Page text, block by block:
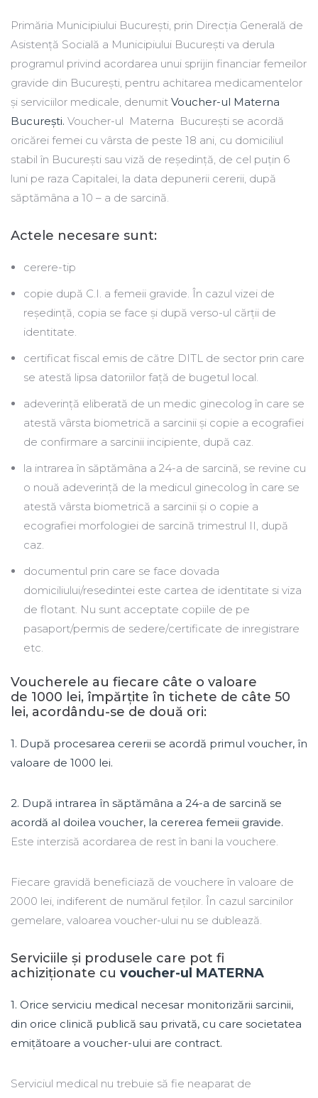
Primăria Municipiului București, prin Direcția Generală de
Asistență Socială a Municipiului București va derula
programul privind acordarea unui sprijin financiar femeilor
gravide din București, pentru achitarea medicamentelor
și serviciilor medicale, denumit Voucher-ul Materna
București. Voucher-ul Materna București se acordă
oricărei femei cu vârsta de peste 18 ani, cu domiciliul
stabil în București sau viză de reședință, de cel puțin 6
luni pe raza Capitalei, la data depunerii cererii, după
săptămâna a 10 – a de sarcină.
Actele necesare sunt:
cerere-tip
copie după C.I. a femeii gravide. În cazul vizei de
reședință, copia se face și după verso-ul cărții de
identitate.
certificat fiscal emis de către DITL de sector prin care
se atestă lipsa datoriilor față de bugetul local.
adeverință eliberată de un medic ginecolog în care se
atestă vârsta biometrică a sarcinii și copie a ecografiei
de confirmare a sarcinii incipiente, după caz.
la intrarea în săptămâna a 24-a de sarcină, se revine cu
o nouă adeverință de la medicul ginecolog în care se
atestă vârsta biometrică a sarcinii și o copie a
ecografiei morfologiei de sarcină trimestrul II, după
caz.
documentul prin care se face dovada
domiciliului/resedintei este cartea de identitate si viza
de flotant. Nu sunt acceptate copiile de pe
pasaport/permis de sedere/certificate de inregistrare
etc.
Voucherele au fiecare câte o valoare
de 1000 lei, împărțite în tichete de câte 50
lei, acordându-se de două ori:
1. După procesarea cererii se acordă primul voucher, în
valoare de 1000 lei.
2. După intrarea în săptămâna a 24-a de sarcină se
acordă al doilea voucher, la cererea femeii gravide.
Este interzisă acordarea de rest în bani la vouchere.
Fiecare gravidă beneficiază de vouchere în valoare de
2000 lei, indiferent de numărul feților. În cazul sarcinilor
gemelare, valoarea voucher-ului nu se dublează.
Serviciile și produsele care pot fi
achiziționate cu voucher-ul MATERNA
1. Orice serviciu medical necesar monitorizării sarcinii,
din orice clinică publică sau privată, cu care societatea
emițătoare a voucher-ului are contract.
Serviciul medical nu trebuie să fie neaparat de